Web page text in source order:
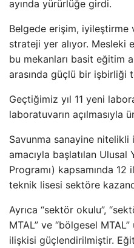
ayında yürürlüğe girdi.
Belgede erişim, iyileştirme
strateji yer alıyor. Mesleki
bu mekanları basit eğitim
arasında güçlü bir işbirliği
Geçtiğimiz yıl 11 yeni
laboratuvarın açılmasıyla
Savunma sanayine nitelikli
amacıyla başlatılan
Programı) kapsamında
teknik lisesi sektöre
Ayrıca “sektör okulu”,
MTAL” ve “bölgesel
ilişkisi güçlendirilmiştir.